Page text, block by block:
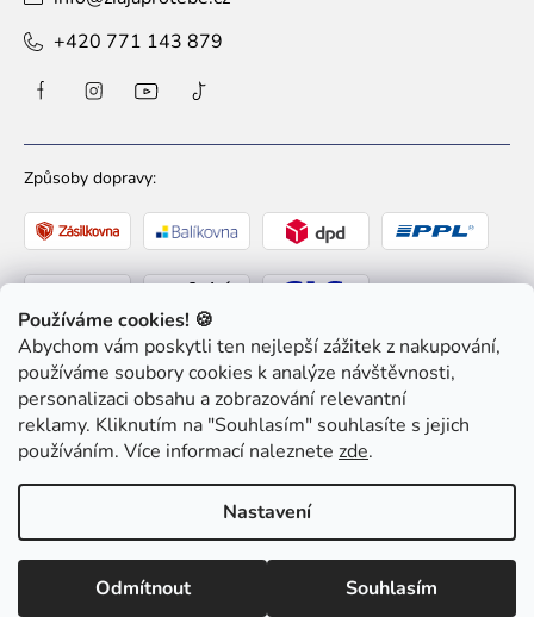
Používáme cookies! 🍪
Abychom vám poskytli ten nejlepší zážitek z nakupování,
používáme soubory cookies k analýze návštěvnosti,
personalizaci obsahu a zobrazování relevantní
reklamy. Kliknutím na "Souhlasím" souhlasíte s jejich
používáním. Více informací naleznete zde.
Nastavení
Odmítnout Souhlasím
+420 771 143 879
Způsoby dopravy:
Způsoby platby:
| mime digital
Ziaja pro Tebe
vyhrazena.Upravit nastavení cookies